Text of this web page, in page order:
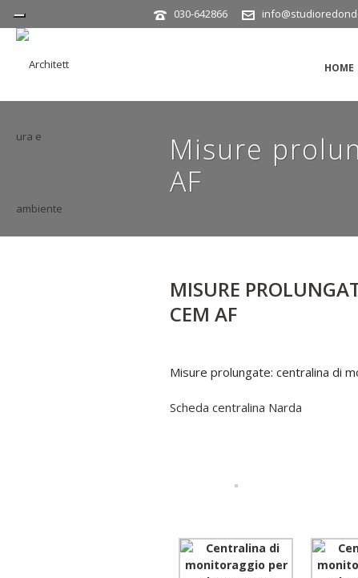
030-642866
HOME
Misure
AF
MISURE
CEM AF
Misure prolungate: centralina di
Scheda centralina Narda